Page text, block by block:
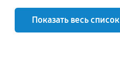
Показать весь список